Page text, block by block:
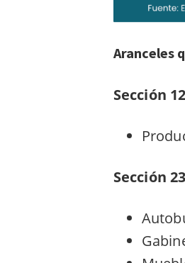
Aranceles
Sección
Sección